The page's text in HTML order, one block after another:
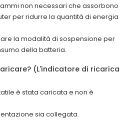
non necessari che assorbono
per ridurre la quantità di energia
la modalità di sospensione per
della batteria.
(L'indicatore di ricarica
è stata caricata e non è
sia collegata.